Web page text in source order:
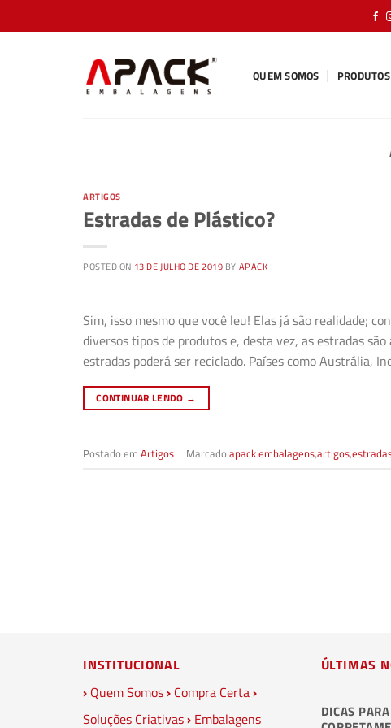
to
QUEM SOMOS PRODUTOS
ARTIGOS
Estradas de Plástico?
POSTED ON 13 DE JULHO DE 2019 BY APACK
Sim, isso mesmo que você leu! Elas já são realidade;
diversos tipos de produtos e, desta vez, as estradas
estradas poderá ser reciclado. Países como Austrália,
CONTINUAR LENDO →
Postado em Artigos | Marcadoapack embalagens,artigos,
INSTITUCIONAL
› Quem Somos› Compra Certa›
Soluções Criativas› Embalagens
ÚLTIMAS
DICAS